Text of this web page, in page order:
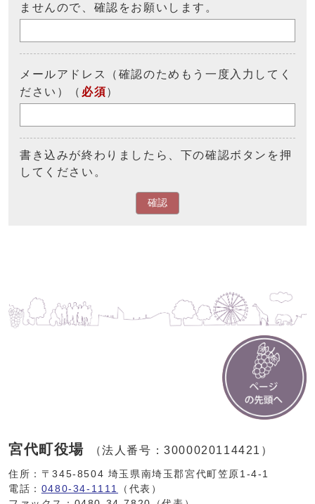
ませんので、確認をお願いします。
メールアドレス（確認のためもう一度入力してく
ださい）（ 必須）
書き込みが終わりましたら、下の確認ボタンを押
してください。
確認
宮代町役場 （法人番号：3000020114421）
住所：〒345-8504 埼玉県南埼玉郡宮代町笠原1-4-1
電話： 0480-34-1111
（代表）